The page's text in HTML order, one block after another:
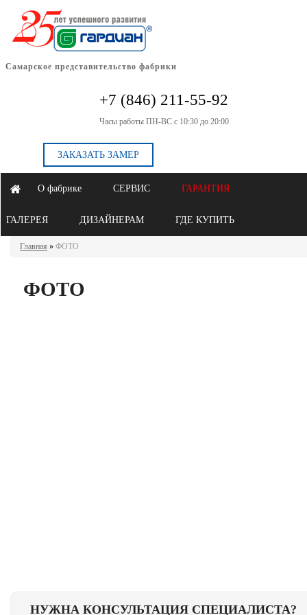
Самарское представительство фабрики
+7 (846) 211-55-92
Часы работы ПН-ВС с 10:30 до 20:00
ЗАКАЗАТЬ ЗАМЕР
О фабрике СЕРВИС ГАРАНТИЯ
ГАЛЕРЕЯ ДИЗАЙНЕРАМ ГДЕ КУПИТЬ
Главная » ФОТО
ФОТО
НУЖНА КОНСУЛЬТАЦИЯ СПЕЦИАЛИСТА?